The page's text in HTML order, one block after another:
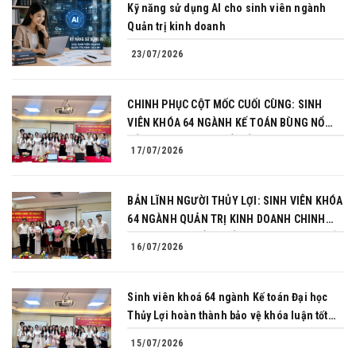
Kỹ năng sử dụng AI cho sinh viên ngành
Quản trị kinh doanh
23/07/2026
CHINH PHỤC CỘT MỐC CUỐI CÙNG: SINH
VIÊN KHÓA 64 NGÀNH KẾ TOÁN BÙNG NỔ
17/07/2026
BẢN LĨNH NGƯỜI THỦY LỢI: SINH VIÊN KHÓA
64 NGÀNH QUẢN TRỊ KINH DOANH CHINH
16/07/2026
Sinh viên khoá 64 ngành Kế toán Đại học
Thủy Lợi hoàn thành bảo vệ khóa luận tốt
15/07/2026